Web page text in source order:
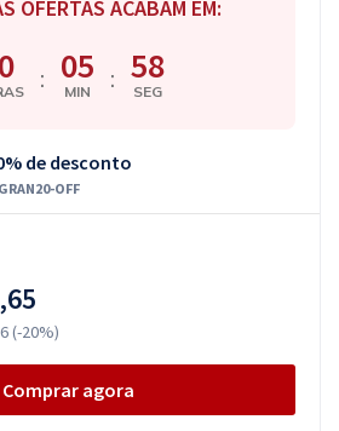
OFERTAS ACABAM EM:
: 05
MIN : 57
SEG
de desconto
GRAN20-OFF
(-20%)
Comprar agora